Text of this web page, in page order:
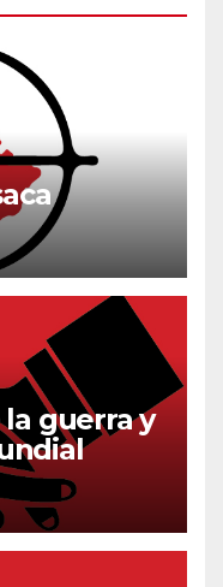
guerra y